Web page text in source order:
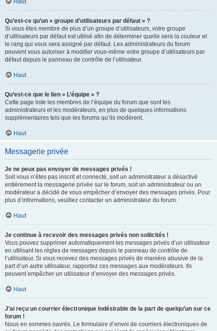
Haut
Qu’est-ce qu’un « groupe d’utilisateurs par défaut » ?
Si vous êtes membre de plus d’un groupe d’utilisateurs, votre groupe
d’utilisateurs par défaut est utilisé afin de déterminer quelle sera la couleur et
le rang qui vous sera assigné par défaut. Les administrateurs du forum
peuvent vous autoriser à modifier vous-même votre groupe d’utilisateurs par
défaut depuis le panneau de contrôle de l’utilisateur.
Haut
Qu’est-ce que le lien « L’équipe » ?
Cette page liste les membres de l’équipe du forum que sont les
administrateurs et les modérateurs, en plus de quelques informations
supplémentaires tels que les forums qu’ils modèrent.
Haut
Messagerie privée
Je ne peux pas envoyer de messages privés !
Soit vous n’êtes pas inscrit et connecté, soit un administrateur a désactivé
entièrement la messagerie privée sur le forum, soit un administrateur ou un
modérateur a décidé de vous empêcher d’envoyer des messages privés. Pour
plus d’informations, veuillez contacter un administrateur du forum.
Haut
Je continue à recevoir des messages privés non sollicités !
Vous pouvez supprimer automatiquement les messages privés d’un utilisateur
en utilisant les règles de messages depuis le panneau de contrôle de
l’utilisateur. Si vous recevez des messages privés de manière abusive de la
part d’un autre utilisateur, rapportez ces messages aux modérateurs. Ils
peuvent empêcher un utilisateur d’envoyer des messages privés.
Haut
J’ai reçu un courrier électronique indésirable de la part de quelqu’un sur ce
forum !
Nous en sommes navrés. Le formulaire d’envoi de courriers électroniques de